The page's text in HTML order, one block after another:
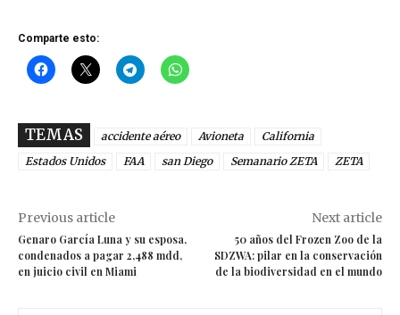
Comparte esto:
TEMAS accidente aéreo Avioneta
California
Estados Unidos
FAA san Diego Semanario ZETA ZETA
Previous article
Genaro García Luna y su esposa,
condenados a pagar 2,488 mdd,
en juicio civil en Miami
Next article
50 años del Frozen Zoo de la
SDZWA: pilar en la conservación
de la biodiversidad en el mundo